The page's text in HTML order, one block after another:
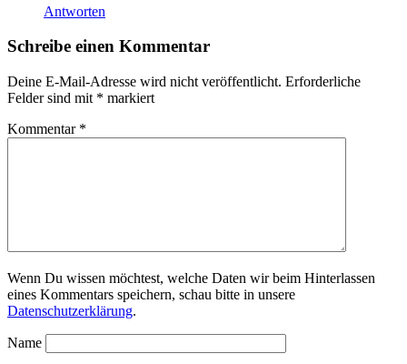
Antworten
Schreibe einen Kommentar
Deine E-Mail-Adresse wird nicht veröffentlicht. Erforderliche
Felder sind mit * markiert
Kommentar *
Wenn Du wissen möchtest, welche Daten wir beim Hinterlassen
eines Kommentars speichern, schau bitte in unsere
Datenschutzerklärung.
Name